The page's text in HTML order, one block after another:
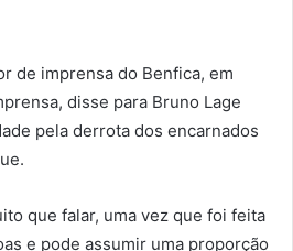
de imprensa do Benfica, em
disse para Bruno Lage
pela derrota dos encarnados
que falar, uma vez que foi feita
e pode assumir uma proporção